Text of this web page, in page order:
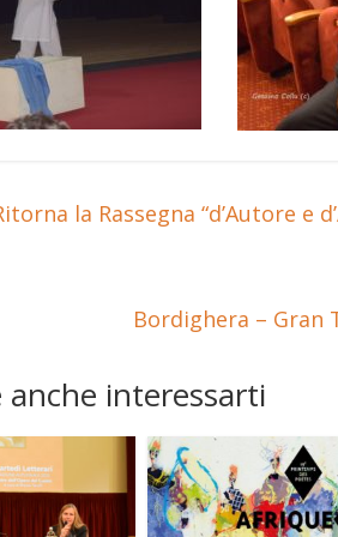
la Rassegna “d’Autore e
Bordighera – Gran
anche interessarti